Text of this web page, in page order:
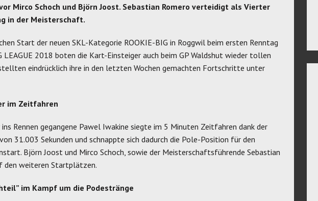
Mirco Schoch und Björn Joost. Sebastian Romero verteidigt als Vierter
in der Meisterschaft.
Start der neuen SKL-Kategorie ROOKIE-BIG in Roggwil beim ersten Renntag
LEAGUE 2018 boten die Kart-Einsteiger auch beim GP Waldshut wieder tollen
eindrücklich ihre in den letzten Wochen gemachten Fortschritte unter
im Zeitfahren
Rennen gegangene Pawel Iwakine siegte im 5 Minuten Zeitfahren dank der
31.003 Sekunden und schnappte sich dadurch die Pole-Position für den
Björn Joost und Mirco Schoch, sowie der Meisterschaftsführende Sebastian
den weiteren Startplätzen.
im Kampf um die Podestränge